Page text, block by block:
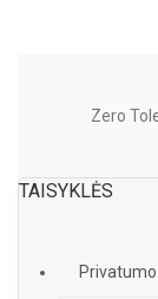
Zero
TAISYKLĖS